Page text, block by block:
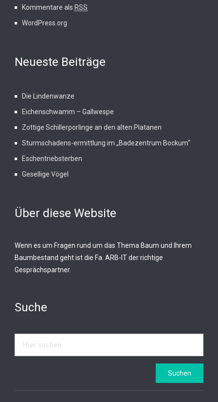
Kommentare als RSS
WordPress.org
Neueste Beiträge
Die Lindenwanze
Eichenschwamm – Gallwespe
Zottige Schillerporlinge an den alten Platanen
Sturmschadens-ermittlung im „Badezentrum Bockum“
Eschentriebsterben
Gesellige Vögel
Über diese Website
Wenn es um Fragen rund um das Thema Baum und Ihrem
Baumbestand geht ist die Fa. ARB-IT der richtige
Gesprächspartner.
Suche